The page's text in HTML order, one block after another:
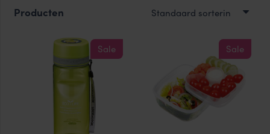
Producten
Sale Sale